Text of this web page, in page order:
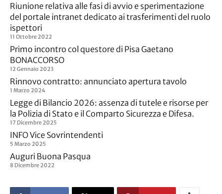
Riunione relativa alle fasi di avvio e sperimentazione
del portale intranet dedicato ai trasferimenti del ruolo
ispettori
11 Ottobre 2022
Primo incontro col questore di Pisa Gaetano
BONACCORSO
12 Gennaio 2023
Rinnovo contratto: annunciato apertura tavolo
1 Marzo 2024
Legge di Bilancio 2026: assenza di tutele e risorse per
la Polizia di Stato e il Comparto Sicurezza e Difesa.
17 Dicembre 2025
INFO Vice Sovrintendenti
5 Marzo 2025
Auguri Buona Pasqua
8 Dicembre 2022